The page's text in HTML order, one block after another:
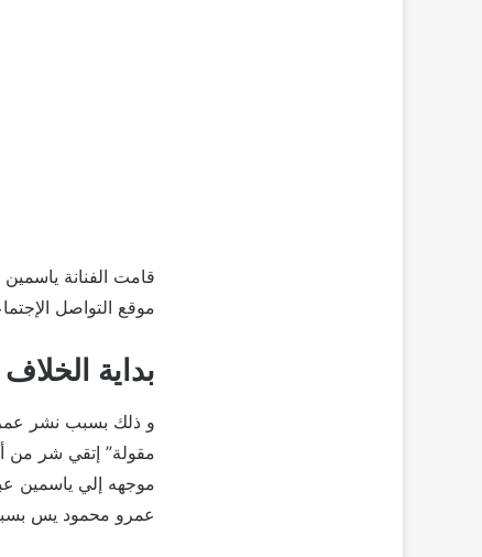
قامت الفنانة
موقع التواصل
بداية
و ذلك بسبب نشر
مقولة” إتقي شر من
موجهه إلي ياسمين
عمرو محمود يس